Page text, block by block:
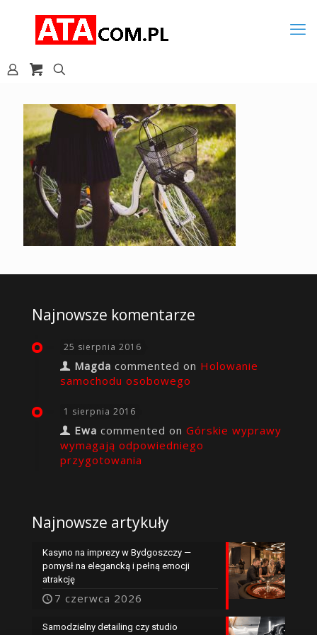
Najnowsze komentarze
25 sierpnia 2016
Magda commented on Holowanie
samochodu osobowego
1 sierpnia 2016
Ewa commented on Górskie wyprawy
wymagają odpowiedniego
przygotowania
Najnowsze artykuły
Kasyno na imprezy w Bydgoszczy —
pomysł na elegancką i pełną emocji
atrakcję
7 czerwca 2026
Samodzielny detailing czy studio